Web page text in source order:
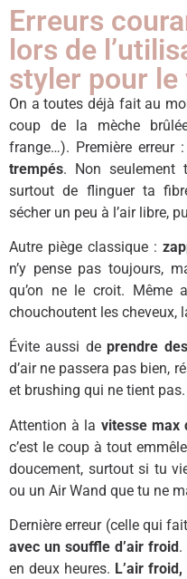
Erreurs
lors de
styler pour le
On a toutes déjà fait au
coup de la mèche
frange…). Première erreur :
trempés. Non seulement
surtout de flinguer ta
sécher un peu à l’air libre,
Autre piège classique :
n’y pense pas toujours,
qu’on ne le croit. Même
chouchoutent les cheveux,
Évite aussi deprendre
d’air ne passera pas bien,
et brushing qui ne tient pas.
Attention à la vitesse max
c’est le coup à tout
doucement, surtout si tu
ou un Air Wand que tu ne
Dernière erreur (celle qui
avec un souffle d’air froid.
en deux heures. L’air